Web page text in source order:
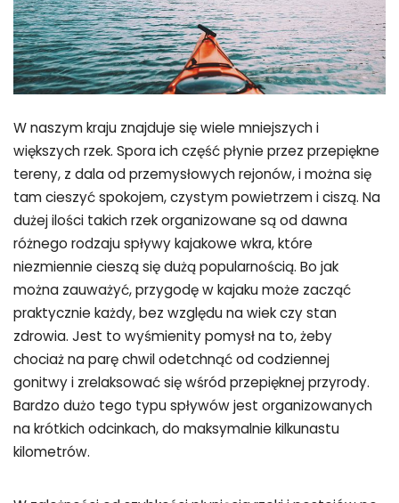
W naszym kraju znajduje się wiele mniejszych i
większych rzek. Spora ich część płynie przez przepiękne
tereny, z dala od przemysłowych rejonów, i można się
tam cieszyć spokojem, czystym powietrzem i ciszą. Na
dużej ilości takich rzek organizowane są od dawna
różnego rodzaju spływy kajakowe wkra, które
niezmiennie cieszą się dużą popularnością. Bo jak
można zauważyć, przygodę w kajaku może zacząć
praktycznie każdy, bez względu na wiek czy stan
zdrowia. Jest to wyśmienity pomysł na to, żeby
chociaż na parę chwil odetchnąć od codziennej
gonitwy i zrelaksować się wśród przepięknej przyrody.
Bardzo dużo tego typu spływów jest organizowanych
na krótkich odcinkach, do maksymalnie kilkunastu
kilometrów.